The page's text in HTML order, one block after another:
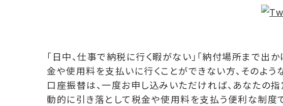
「日中、仕事で納税に行く暇がない」「納付場所まで出
金や使用料を支払いに行くことができない方、そのよう
口座振替は、一度お申し込みいただければ、あなたの
動的に引き落として税金や使用料を支払う便利な制度で